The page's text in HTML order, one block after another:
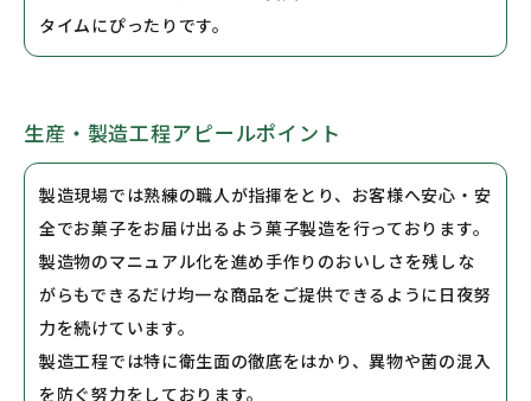
タイムにぴったりです。
生産・製造工程アピールポイント
製造現場では熟練の職人が指揮をとり、お客様へ安心・安
全でお菓子をお届け出るよう菓子製造を行っております。
製造物のマニュアル化を進め手作りのおいしさを残しな
がらもできるだけ均一な商品をご提供できるように日夜努
力を続けています。
製造工程では特に衛生面の徹底をはかり、異物や菌の混入
を防ぐ努力をしております。